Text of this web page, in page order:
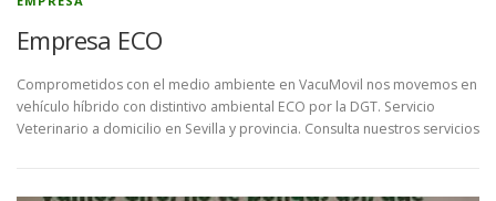
Empresa ECO
Comprometidos con el medio ambiente en VacuMovil nos movemos en
vehículo híbrido con distintivo ambiental ECO por la DGT. Servicio
Veterinario a domicilio en Sevilla y provincia. Consulta nuestros servicios